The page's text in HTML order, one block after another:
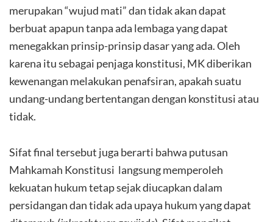
merupakan “wujud mati” dan tidak akan dapat
berbuat apapun tanpa ada lembaga yang dapat
menegakkan prinsip-prinsip dasar yang ada. Oleh
karena itu sebagai penjaga konstitusi, MK diberikan
kewenangan melakukan penafsiran, apakah suatu
undang-undang bertentangan dengan konstitusi atau
tidak.
Sifat final tersebut juga berarti bahwa putusan
Mahkamah Konstitusi langsung memperoleh
kekuatan hukum tetap sejak diucapkan dalam
persidangan dan tidak ada upaya hukum yang dapat